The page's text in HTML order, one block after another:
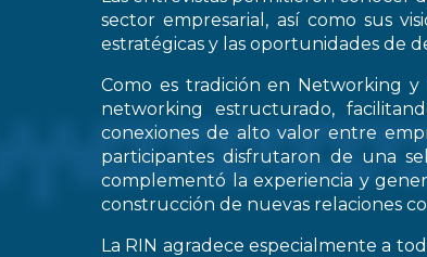
sector empresarial, así como sus
estratégicas y las oportunidades de
Como es tradición en Networking y
networking estructurado,
conexiones de alto valor entre
participantes disfrutaron de una
complementó la experiencia y
construcción de nuevas relaciones
La RIN agradece especialmente a